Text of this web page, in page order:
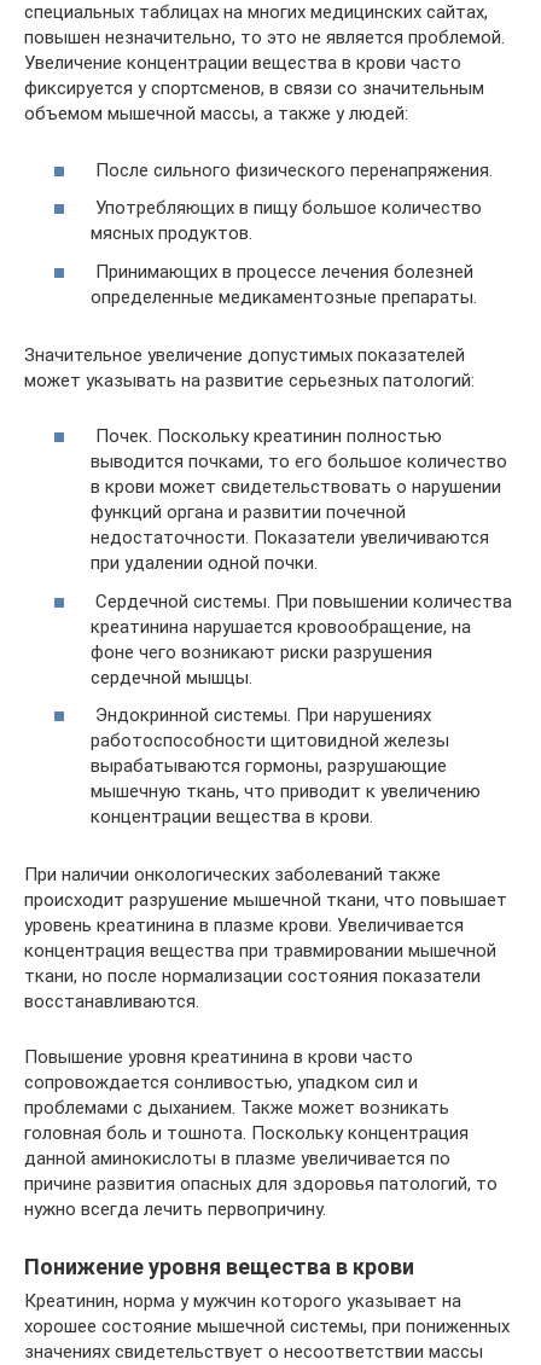
специальных таблицах на многих медицинских сайтах,
повышен незначительно, то это не является проблемой.
Увеличение концентрации вещества в крови часто
фиксируется у спортсменов, в связи со значительным
объемом мышечной массы, а также у людей:
После сильного физического перенапряжения.
Употребляющих в пищу большое количество
мясных продуктов.
Принимающих в процессе лечения болезней
определенные медикаментозные препараты.
Значительное увеличение допустимых показателей
может указывать на развитие серьезных патологий:
Почек. Поскольку креатинин полностью
выводится почками, то его большое количество
в крови может свидетельствовать о нарушении
функций органа и развитии почечной
недостаточности. Показатели увеличиваются
при удалении одной почки.
Сердечной системы. При повышении количества
креатинина нарушается кровообращение, на
фоне чего возникают риски разрушения
сердечной мышцы.
Эндокринной системы. При нарушениях
работоспособности щитовидной железы
вырабатываются гормоны, разрушающие
мышечную ткань, что приводит к увеличению
концентрации вещества в крови.
При наличии онкологических заболеваний также
происходит разрушение мышечной ткани, что повышает
уровень креатинина в плазме крови. Увеличивается
концентрация вещества при травмировании мышечной
ткани, но после нормализации состояния показатели
восстанавливаются.
Повышение уровня креатинина в крови часто
сопровождается сонливостью, упадком сил и
проблемами с дыханием. Также может возникать
головная боль и тошнота. Поскольку концентрация
данной аминокислоты в плазме увеличивается по
причине развития опасных для здоровья патологий, то
нужно всегда лечить первопричину.
Понижение уровня вещества в крови
Креатинин, норма у мужчин которого указывает на
хорошее состояние мышечной системы, при пониженных
значениях свидетельствует о несоответствии массы